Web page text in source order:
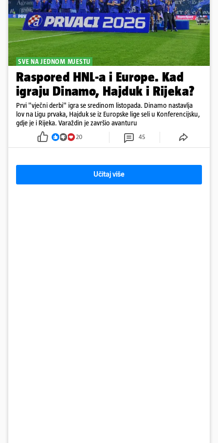
SVE NA JEDNOM MJESTU
Raspored HNL-a i Europe. Kad
igraju Dinamo, Hajduk i Rijeka?
Prvi "vječni derbi" igra se sredinom listopada. Dinamo nastavlja
lov na Ligu prvaka, Hajduk se iz Europske lige seli u Konferencijsku,
gdje je i Rijeka. Varaždin je završio avanturu
20 45
Učitaj više